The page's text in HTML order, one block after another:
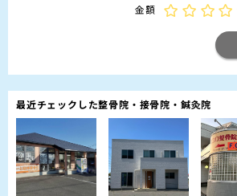
金額
最近チェックした整骨院・接骨院・鍼灸院